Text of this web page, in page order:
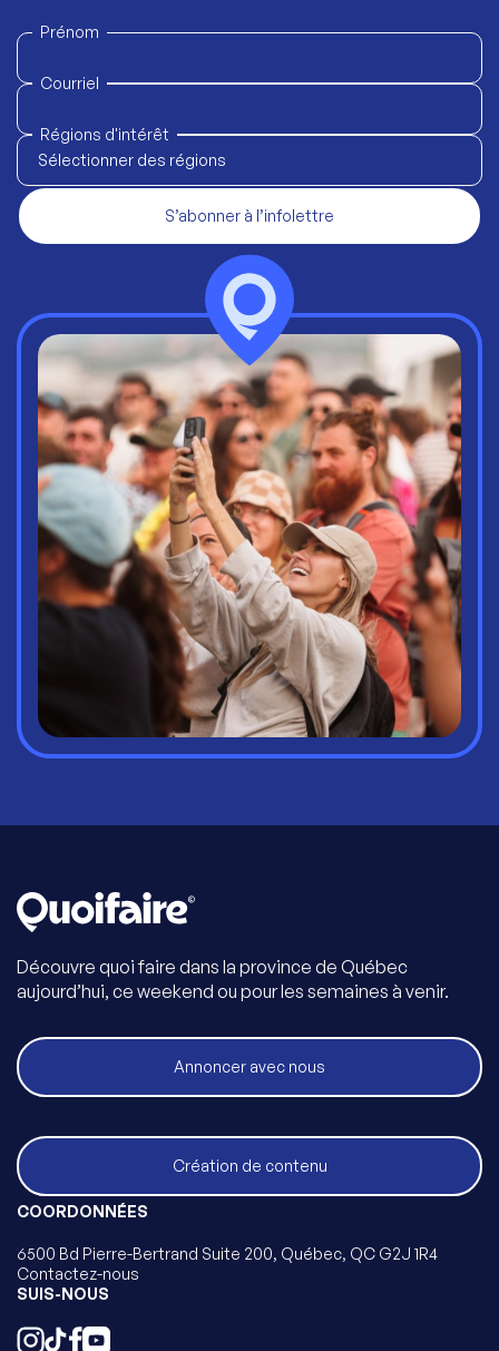
Prénom
Courriel
Régions d'intérêt
Sélectionner des régions
S’abonner à l’infolettre
Découvre quoi faire dans la province de Québec
aujourd’hui, ce weekend ou pour les semaines à venir.
Annoncer avec nous
Création de contenu
COORDONNÉES
6500 Bd Pierre-Bertrand Suite 200, Québec, QC G2J 1R4
Contactez-nous
SUIS-NOUS